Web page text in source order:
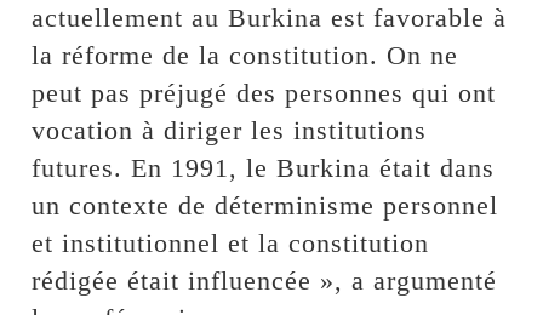
actuellement au Burkina est favorable à
la réforme de la constitution. On ne
peut pas préjugé des personnes qui ont
vocation à diriger les institutions
futures. En 1991, le Burkina était dans
un contexte de déterminisme personnel
et institutionnel et la constitution
rédigée était influencée », a argumenté